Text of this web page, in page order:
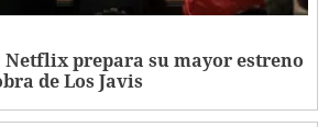
Netflix prepara su mayor estreno
de Los Javis